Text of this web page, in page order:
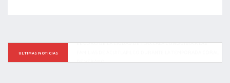
ULTIMAS NOTICIAS